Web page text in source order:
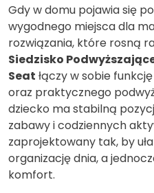
Gdy w domu pojawia się
wygodnego miejsca dla
rozwiązania, które rosną
Siedzisko
Seat łączy w sobie
oraz praktycznego
dziecko ma stabilną
zabawy i codziennych
zaprojektowany tak, by
organizację dnia, a
komfort.